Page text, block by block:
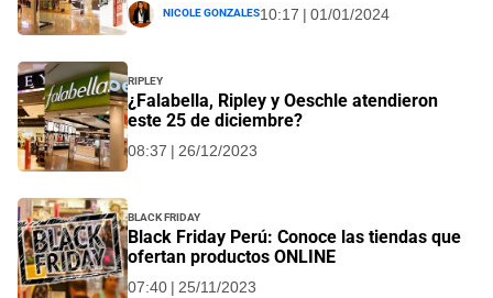
Nicole Gonzales10:17 | 01/01/2024
Ripley
¿Falabella, Ripley y Oeschle atendieron
este 25 de diciembre?
08:37 | 26/12/2023
Black Friday
Black Friday Perú: Conoce las tiendas que
ofertan productos ONLINE
07:40 | 25/11/2023